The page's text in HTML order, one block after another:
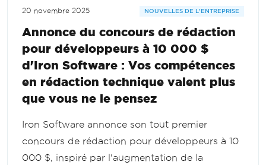
20 novembre 2025 NOUVELLES DE L'ENTREPRISE
Annonce du concours de rédaction
pour développeurs à 10 000 $
d'Iron Software : Vos compétences
en rédaction technique valent plus
que vous ne le pensez
Iron Software annonce son tout premier
concours de rédaction pour développeurs à 10
000 $, inspiré par l'augmentation de la